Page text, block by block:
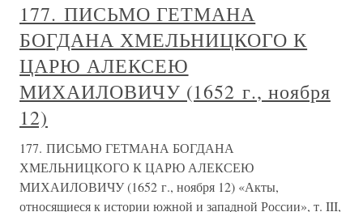
177. ПИСЬМО ГЕТМАНА
БОГДАНА ХМЕЛЬНИЦКОГО К
ЦАРЮ АЛЕКСЕЮ
МИХАИЛОВИЧУ (1652 г., ноября
12)
177. ПИСЬМО ГЕТМАНА БОГДАНА
ХМЕЛЬНИЦКОГО К ЦАРЮ АЛЕКСЕЮ
МИХАИЛОВИЧУ (1652 г., ноября 12) «Акты,
относящиеся к истории южной и западной России», т. III,